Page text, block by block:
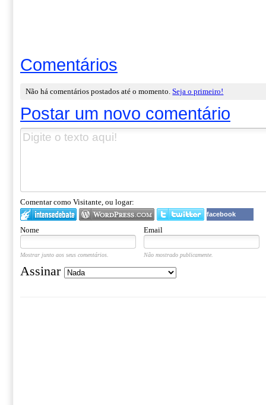
Comentários
Não há comentários postados até o momento.Seja o primeiro!
Postar um novo comentário
Comentar como Visitante, ou logar:
facebook
Nome Email
Mostrar junto aos seus comentários. Não mostrado publicamente.
Assinar